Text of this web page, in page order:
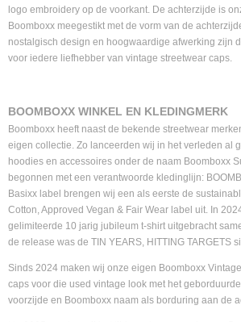
logo embroidery op de voorkant. De achterzijde is
Boomboxx meegestikt met de vorm van de
nostalgisch design en hoogwaardige afwerking zijn
voor iedere liefhebber van vintage streetwear caps.
BOOMBOXX WINKEL EN KLEDINGMERK
Boomboxx heeft naast de bekende streetwear
eigen collectie. Zo lanceerden wij in het verleden al
hoodies en accessoires onder de naam Boomboxx
begonnen met een verantwoorde kledinglijn:
Basixx label brengen wij een als eerste de
Cotton, Approved Vegan & Fair Wear label uit. In
gelimiteerde 10 jarig jubileum t-shirt uitgebracht
de release was de TIN YEARS, HITTING TARGETS
Sinds 2024 maken wij onze eigen Boomboxx
caps voor die used vintage look met het
voorzijde en Boomboxx naam als borduring aan de